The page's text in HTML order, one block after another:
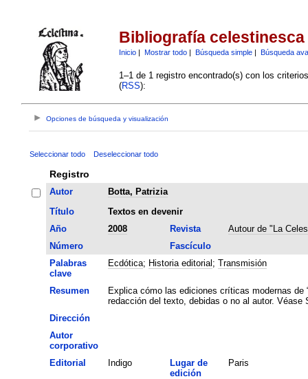
Bibliografía celestinesca
Inicio| Mostrar todo| Búsqueda simple| Búsqueda
1–1 de 1 registro encontrado(s) con los
(RSS):
Opciones de búsqueda y visualización
Seleccionar todo Deseleccionar todo
Registro
Autor
Botta, Patrizia
Título
Textos en devenir
Año
2008 Revista
Autour de "La
Número
Fascículo
Palabras
clave
Ecdótica; Historia editorial ; Transmisión
Resumen
Explica cómo las ediciones críticas modernas
redacción del texto, debidas o no al autor. Véase
Dirección
Autor
corporativo
Editorial
Indigo
Lugar de
edición
Paris